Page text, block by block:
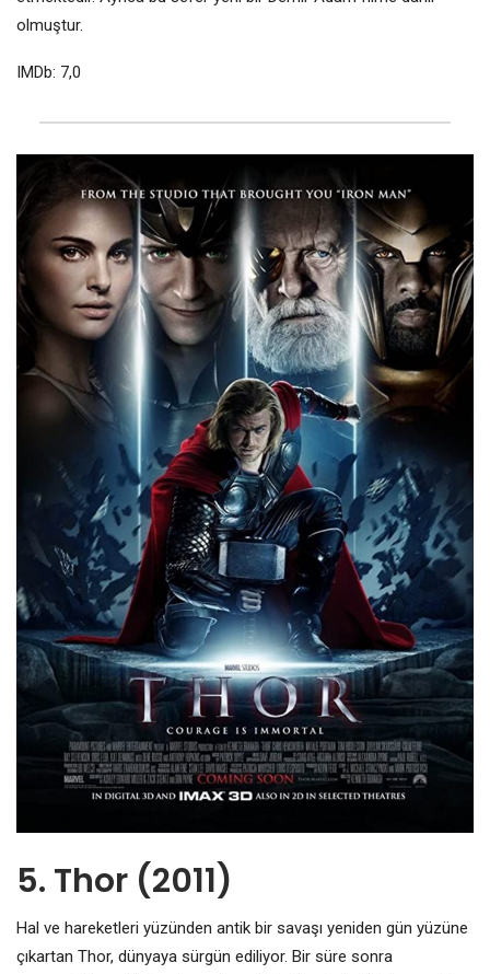
olmuştur.
IMDb: 7,0
5. Thor (2011)
Hal ve hareketleri yüzünden antik bir savaşı yeniden gün yüzüne
çıkartan Thor, dünyaya sürgün ediliyor. Bir süre sonra